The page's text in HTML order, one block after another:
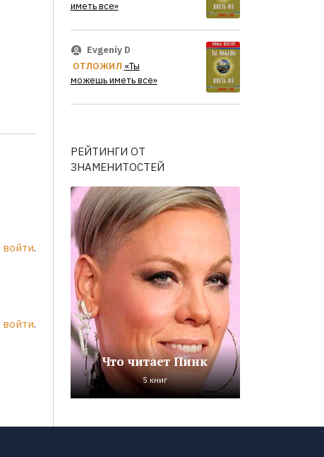
войти.
войти.
иметь все»
Evgeniy D
ОТЛОЖИЛ «Ты
можешь иметь все»
РЕЙТИНГИ ОТ
ЗНАМЕНИТОСТЕЙ
Что читает Пинк
5 книг